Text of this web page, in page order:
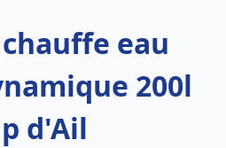
eau
200l
d'Ail